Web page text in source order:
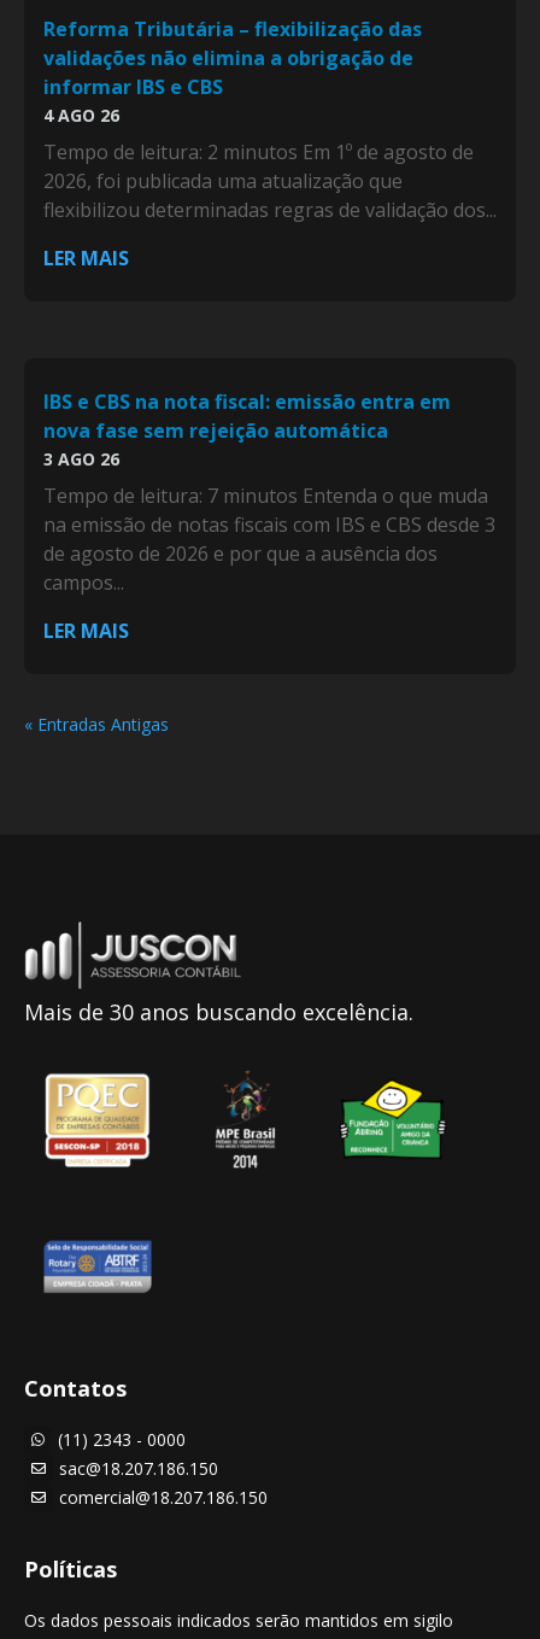
Reforma Tributária – flexibilização das
validações não elimina a obrigação de
informar IBS e CBS
4 AGO 26
Tempo de leitura: 2 minutos Em 1º de agosto de
2026, foi publicada uma atualização que
flexibilizou determinadas regras de validação dos...
LER MAIS
IBS e CBS na nota fiscal: emissão entra em
nova fase sem rejeição automática
3 AGO 26
Tempo de leitura: 7 minutos Entenda o que muda
na emissão de notas fiscais com IBS e CBS desde 3
de agosto de 2026 e por que a ausência dos
campos...
LER MAIS
« Entradas Antigas
Mais de 30 anos buscando excelência.
Contatos
 (11) 2343 - 0000
 sac@18.207.186.150
 comercial@18.207.186.150
Políticas
Os dados pessoais indicados serão mantidos em sigilo